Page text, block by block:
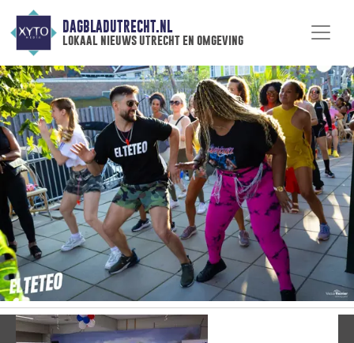
DAGBLADUTRECHT.NL
lokaal nieuws utrecht en omgeving